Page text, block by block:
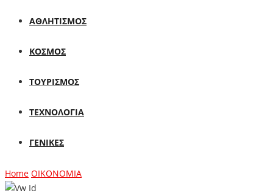
ΑΘΛΗΤΙΣΜΟΣ
ΚΟΣΜΟΣ
ΤΟΥΡΙΣΜΟΣ
ΤΕΧΝΟΛΟΓΙΑ
ΓΕΝΙΚΕΣ
Home ΟΙΚΟΝΟΜΙΑ